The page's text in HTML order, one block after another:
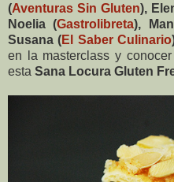
(Aventuras Sin Gluten),
Noelia (Gastrolibreta),
Susana (El Saber Culinario
en la masterclass y
esta Sana Locura Gluten